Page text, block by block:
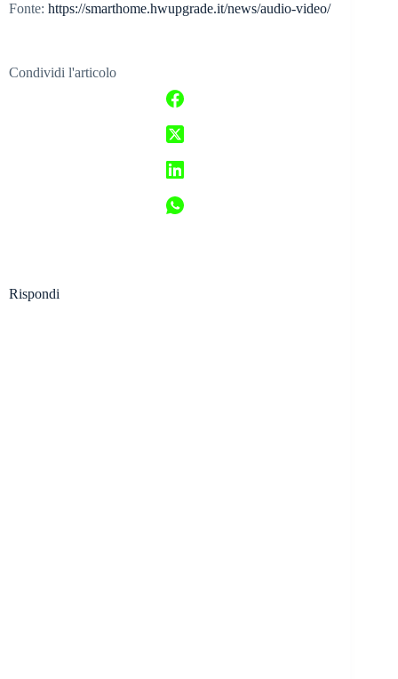
Fonte: https://smarthome.hwupgrade.it/news/audio-video/
Condividi l'articolo
Rispondi